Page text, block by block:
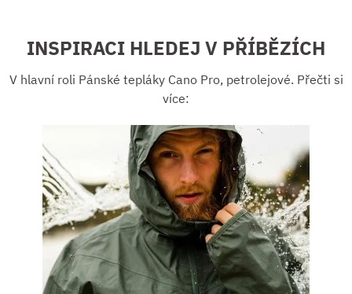
INSPIRACI HLEDEJ V PŘÍBĚZÍCH
V hlavní roli Pánské tepláky Cano Pro, petrolejové. Přečti si
více: